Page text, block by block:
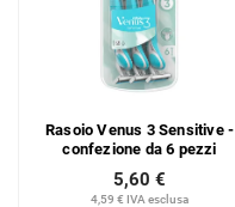
Rasoio Venus 3 Sensitive -
confezione da 6 pezzi
4,59 € IVA esclusa
5,60 €